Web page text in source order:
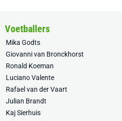
Voetballers
Mika Godts
Giovanni van Bronckhorst
Ronald Koeman
Luciano Valente
Rafael van der Vaart
Julian Brandt
Kaj Sierhuis